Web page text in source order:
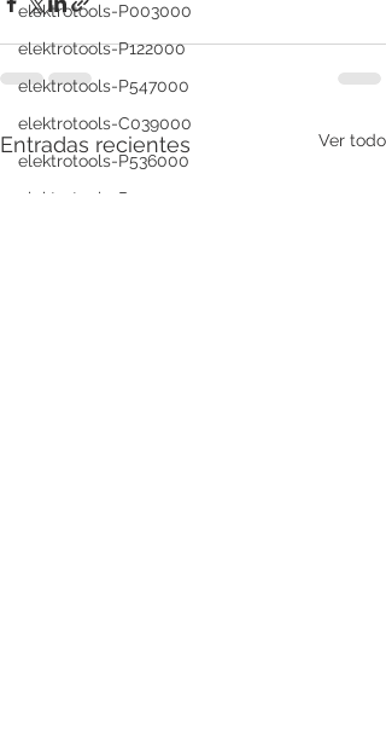
elektrotools-P003000
elektrotools-P122000
elektrotools-P547000
elektrotools-C039000
elektrotools-P536000
elektrotools-P112000
Entradas recientes Ver todo